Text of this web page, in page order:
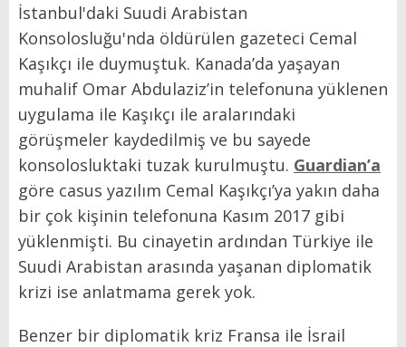
İstanbul'daki Suudi Arabistan
Konsolosluğu'nda öldürülen gazeteci Cemal
Kaşıkçı ile duymuştuk. Kanada’da yaşayan
muhalif Omar Abdulaziz’in telefonuna yüklenen
uygulama ile Kaşıkçı ile aralarındaki
görüşmeler kaydedilmiş ve bu sayede
konsolosluktaki tuzak kurulmuştu. Guardian’a
göre casus yazılım Cemal Kaşıkçı’ya yakın daha
bir çok kişinin telefonuna Kasım 2017 gibi
yüklenmişti. Bu cinayetin ardından Türkiye ile
Suudi Arabistan arasında yaşanan diplomatik
krizi ise anlatmama gerek yok.
Benzer bir diplomatik kriz Fransa ile İsrail